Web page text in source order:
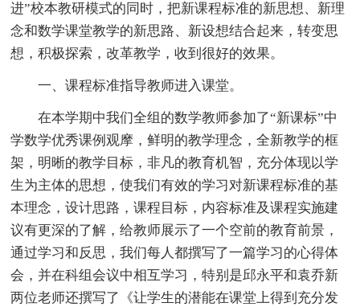
进”校本教研模式的同时，把新课程标准的新思想、新理
念和数学课堂教学的新思路、新设想结合起来，转变思
想，积极探索，改革教学，收到很好的效果。
一、课程标准指导教师进入课堂。
在本学期中我们全组的数学教师参加了“新课标”中
学数学优秀课例观摩，鲜明的教学理念，全新教学的框
架，明晰的教学目标，非凡的教育机智，充分体现以学
生为主体的思想，使我们有效的学习对新课程标准的基
本理念，设计思路，课程目标，内容标准及课程实施建
议有更深的了解，给教师展示了一个空前的教育前景，
通过学习和反思，我们每人都撰写了一篇学习的心得体
会，并在科组会议中相互学习，特别是邱永平和袁乔新
两位老师还撰写了《让学生的潜能在课堂上得到充分发